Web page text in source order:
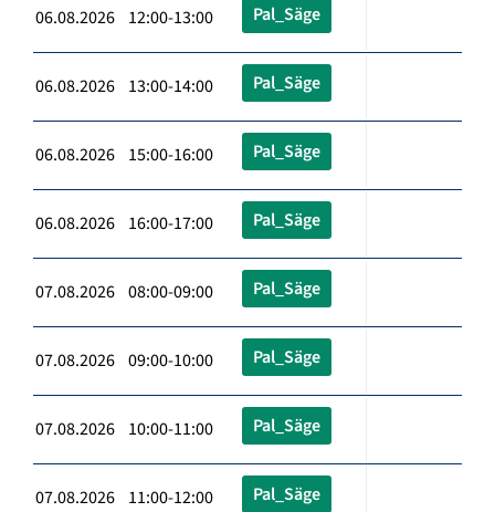
06.08.2026 12:00-13:00 Pal_Säge
06.08.2026 13:00-14:00 Pal_Säge
06.08.2026 15:00-16:00 Pal_Säge
06.08.2026 16:00-17:00 Pal_Säge
07.08.2026 08:00-09:00 Pal_Säge
07.08.2026 09:00-10:00 Pal_Säge
07.08.2026 10:00-11:00 Pal_Säge
07.08.2026 11:00-12:00 Pal_Säge